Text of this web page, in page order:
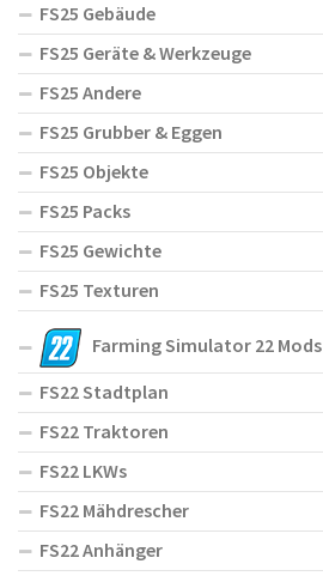
FS25 Gebäude
FS25 Geräte & Werkzeuge
FS25 Andere
FS25 Grubber & Eggen
FS25 Objekte
FS25 Packs
FS25 Gewichte
FS25 Texturen
Farming Simulator 22 Mods
FS22 Stadtplan
FS22 Traktoren
FS22 LKWs
FS22 Mähdrescher
FS22 Anhänger